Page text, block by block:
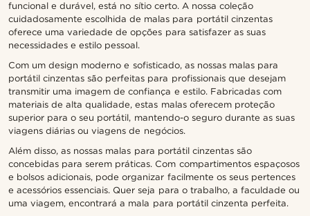
funcional e durável, está no sítio certo. A nossa coleção
cuidadosamente escolhida de malas para portátil cinzentas
oferece uma variedade de opções para satisfazer as suas
necessidades e estilo pessoal.
Com um design moderno e sofisticado, as nossas malas para
portátil cinzentas são perfeitas para profissionais que desejam
transmitir uma imagem de confiança e estilo. Fabricadas com
materiais de alta qualidade, estas malas oferecem proteção
superior para o seu portátil, mantendo-o seguro durante as suas
viagens diárias ou viagens de negócios.
Além disso, as nossas malas para portátil cinzentas são
concebidas para serem práticas. Com compartimentos espaçosos
e bolsos adicionais, pode organizar facilmente os seus pertences
e acessórios essenciais. Quer seja para o trabalho, a faculdade ou
uma viagem, encontrará a mala para portátil cinzenta perfeita.